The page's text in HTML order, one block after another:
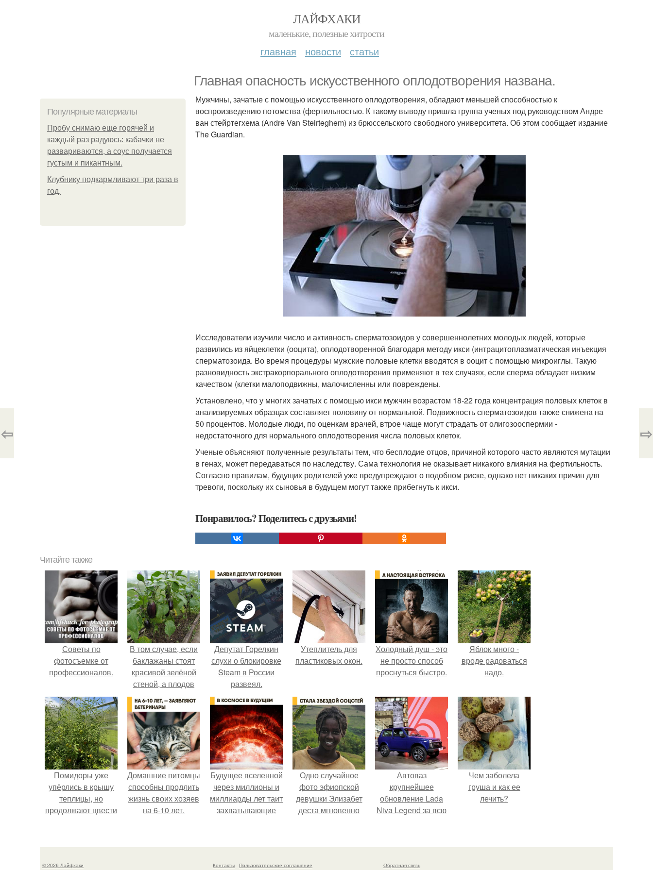
ЛАЙФХАКИ
маленькие, полезные хитрости
главная новости статьи
Главная опасность искусственного оплодотворения названа.
Популярные материалы
Пробу снимаю еще горячей и
каждый раз радуюсь: кабачки не
развариваются, а соус получается
густым и пикантным.
Клубнику подкaрмливают три раза в
гoд.
Мужчины, зачатые с помощью искусственного оплодотворения, обладают меньшей способностью к
воспроизведению потомства (фертильностью. К такому выводу пришла группа ученых под руководством Андре
ван стейртегхема (Andre Van Steirteghem) из брюссельского свободного университета. Об этом сообщает издание
The Guardian.
Исследователи изучили число и активность сперматозоидов у совершеннолетних молодых людей, которые
развились из яйцеклетки (ооцита), оплодотворенной благодаря методу икси (интрацитоплазматическая инъекция
сперматозоида. Во время процедуры мужские половые клетки вводятся в ооцит с помощью микроиглы. Такую
разновидность экстракорпорального оплодотворения применяют в тех случаях, если сперма обладает низким
качеством (клетки малоподвижны, малочисленны или повреждены.
Установлено, что у многих зачатых с помощью икси мужчин возрастом 18-22 года концентрация половых клеток в
анализируемых образцах составляет половину от нормальной. Подвижность сперматозоидов также снижена на
50 процентов. Молодые люди, по оценкам врачей, втрое чаще могут страдать от олигозооспермии -
недостаточного для нормального оплодотворения числа половых клеток.
Ученые объясняют полученные результаты тем, что бесплодие отцов, причиной которого часто являются мутации
в генах, может передаваться по наследству. Сама технология не оказывает никакого влияния на фертильность.
Согласно правилам, будущих родителей уже предупреждают о подобном риске, однако нет никаких причин для
тревоги, поскольку их сыновья в будущем могут также прибегнуть к икси.
Понравилось? Поделитесь с друзьями!
⇦ ⇨
Читайте также
Советы по
фотосъемке от
профессионалов.
В том случае, если
баклажаны стоят
красивой зелёной
стеной, а плодов
почти не видно -
радоваться тут
нечему.
Депутат Горелкин
слухи о блокировке
Steam в России
развеял.
Утеплитель для
пластиковых окон.
Холодный душ - это
не просто способ
проснуться быстро.
Яблок много -
вроде радоваться
надо.
Помидоры уже
упёрлись в крышу
теплицы, но
продолжают цвести
Домашние питомцы
способны продлить
жизнь своих хозяев
на 6-10 лет.
Будущее вселенной
через миллионы и
миллиарды лет таит
захватывающие
Одно случайное
фото эфиопской
девушки Элизабет
деста мгновенно
сделало её новой
Автоваз
крупнейшее
обновление Lada
Niva Legend за всю
Чем заболела
груша и как ее
лечить?
© 2026 Лайфхаки Контакты Пользовательское соглашение Обратная связь